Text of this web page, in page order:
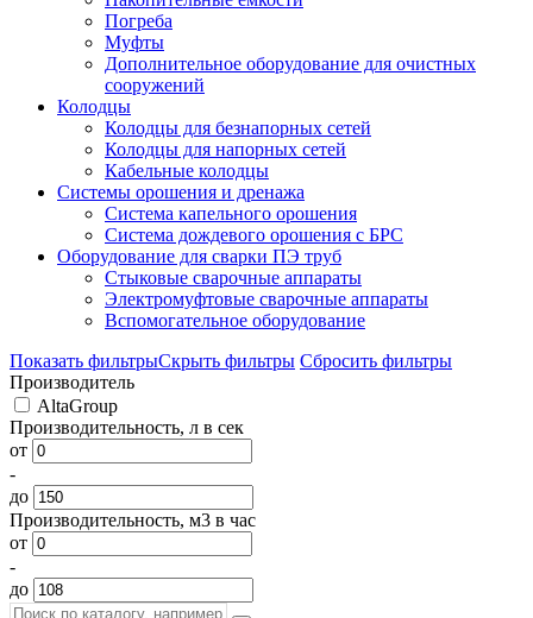
Погреба
Муфты
Дополнительное оборудование для очистных
сооружений
Колодцы
Колодцы для безнапорных сетей
Колодцы для напорных сетей
Кабельные колодцы
Системы орошения и дренажа
Система капельного орошения
Система дождевого орошения с БРС
Оборудование для сварки ПЭ труб
Стыковые сварочные аппараты
Электромуфтовые сварочные аппараты
Вспомогательное оборудование
Показать фильтрыСкрыть фильтры Сбросить фильтры
Производитель
AltaGroup
Производительность, л в сек
от
-
до
Производительность, м3 в час
от
-
до